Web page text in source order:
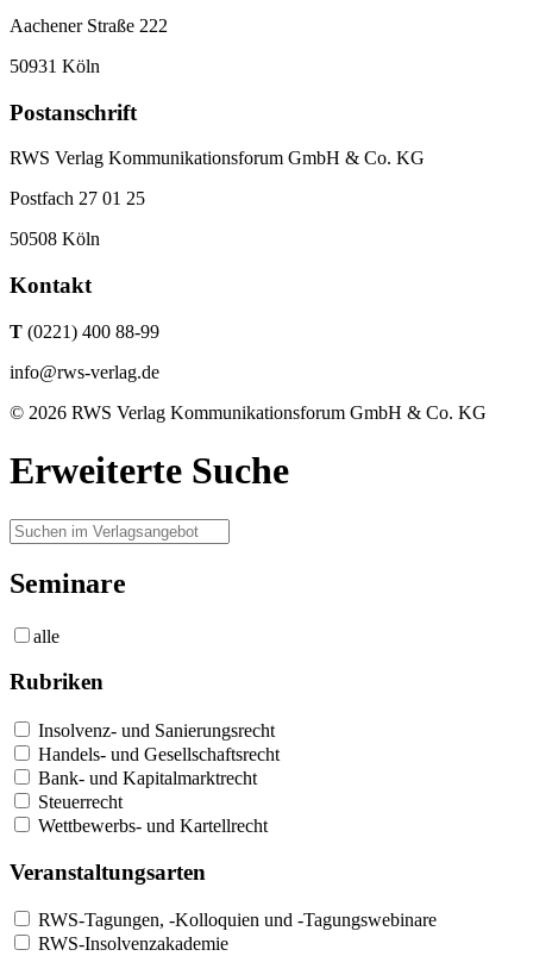
Aachener Straße 222
50931 Köln
Postanschrift
RWS Verlag Kommunikationsforum GmbH & Co. KG
Postfach 27 01 25
50508 Köln
Kontakt
T (0221) 400 88-99
info@rws-verlag.de
© 2026 RWS Verlag Kommunikationsforum GmbH & Co. KG
Erweiterte Suche
Seminare
alle
Rubriken
Insolvenz- und Sanierungsrecht
Handels- und Gesellschaftsrecht
Bank- und Kapitalmarktrecht
Steuerrecht
Wettbewerbs- und Kartellrecht
Veranstaltungsarten
RWS-Tagungen, -Kolloquien und -Tagungswebinare
RWS-Insolvenzakademie